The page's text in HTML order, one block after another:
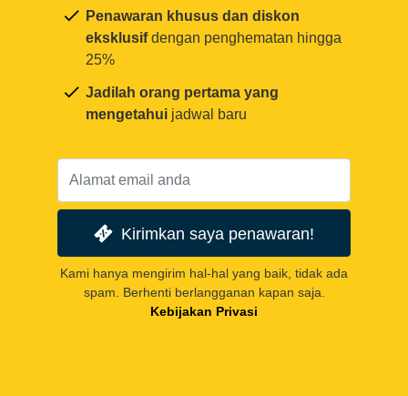
Penawaran khusus dan diskon
eksklusifdengan penghematan hingga
25%
Jadilah orang pertama yang
mengetahui jadwal baru
Kirimkan saya penawaran!
Kami hanya mengirim hal-hal yang baik, tidak ada
spam. Berhenti berlangganan kapan saja.
Kebijakan Privasi